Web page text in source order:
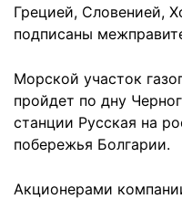
Грецией, Словенией,
подписаны
Морской участок
пройдет по дну
станции Русская на
побережья Болгарии.
Акционерами